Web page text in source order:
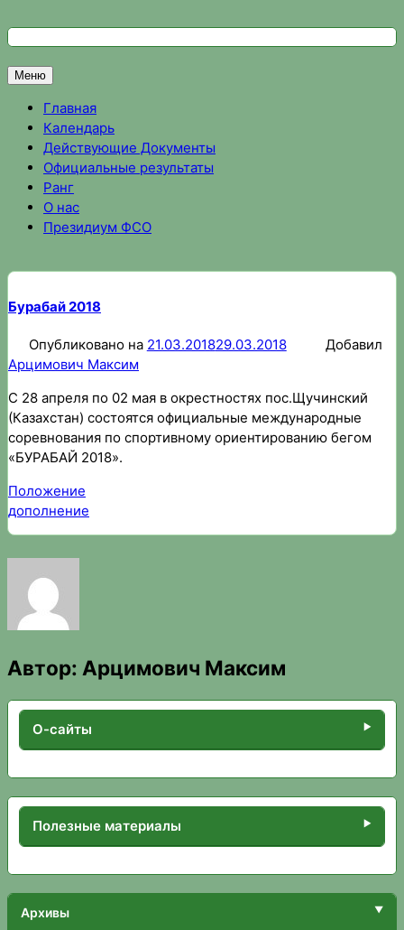
кФедерация спортивного ориентирования Омской области
Спортивное ориентирование в Омске, результаты
Меню
Главная
Календарь
Действующие Документы
Официальные результаты
Ранг
О нас
Президиум ФСО
Бурабай 2018
Опубликовано на 21.03.201829.03.2018
Добавил
Арцимович Максим
С 28 апреля по 02 мая в окрестностях пос.Щучинский
(Казахстан) состоятся официальные международные
соревнования по спортивному ориентированию бегом
«БУРАБАЙ 2018».
Положение
дополнение
Автор: Арцимович Максим
О-сайты
Полезные материалы
Архивы